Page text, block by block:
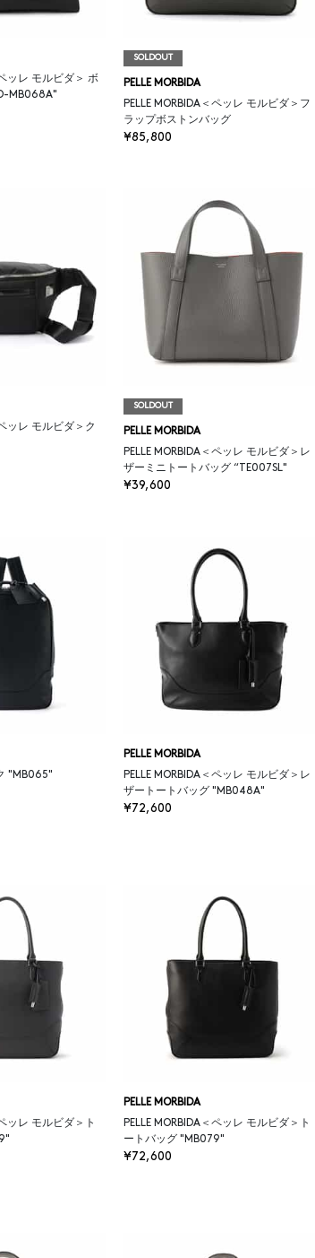
ッレ モルビダ＞ ボ
MB068A"
SOLDOUT
PELLE MORBIDA
PELLE MORBIDA＜ペッレ モルビダ＞フ
ラップボストンバッグ
¥85,800
ッレ モルビダ＞ク
SOLDOUT
PELLE MORBIDA
PELLE MORBIDA＜ペッレ モルビダ＞レ
ザーミニトートバッグ “TE007SL"
¥39,600
"MB065"
PELLE MORBIDA
PELLE MORBIDA＜ペッレ モルビダ＞レ
ザートートバッグ "MB048A"
¥72,600
ッレ モルビダ＞ト
PELLE MORBIDA
PELLE MORBIDA＜ペッレ モルビダ＞ト
ートバッグ "MB079"
¥72,600